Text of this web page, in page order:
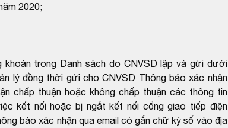
2020;
trong Danh sách do CNVSD lập và gửi dưới
lý đồng thời gửi cho CNVSD Thông báo xác nhận
chấp thuận hoặc không chấp thuận các thông tin
kết nối hoặc bị ngắt kết nối cổng giao tiếp điện
báo xác nhận qua email có gắn chữ ký số vào địa